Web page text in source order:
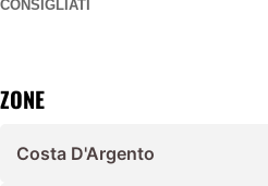
CONSIGLIATI
ZONE
Costa D'Argento